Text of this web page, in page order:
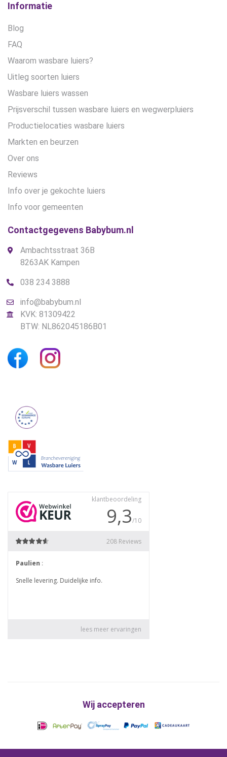
Informatie
Blog
FAQ
Waarom wasbare luiers?
Uitleg soorten luiers
Wasbare luiers wassen
Prijsverschil tussen wasbare luiers en wegwerpluiers
Productielocaties wasbare luiers
Markten en beurzen
Over ons
Reviews
Info over je gekochte luiers
Info voor gemeenten
Contactgegevens Babybum.nl
Ambachtsstraat 36B
8263AK Kampen
038 234 3888
info@babybum.nl
KVK: 81309422
BTW: NL862045186B01
Wij accepteren